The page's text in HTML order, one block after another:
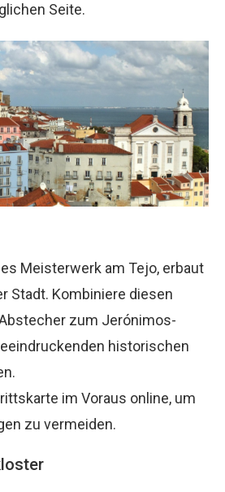
Seite.
Meisterwerk am Tejo, erbaut
Stadt. Kombiniere diesen
zum Jerónimos-
historischen
im Voraus online, um
zu vermeiden.